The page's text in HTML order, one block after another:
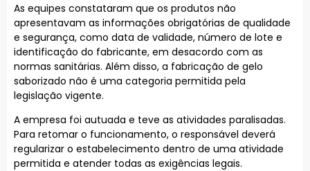
As equipes constataram que os produtos não
apresentavam as informações obrigatórias de qualidade
e segurança, como data de validade, número de lote e
identificação do fabricante, em desacordo com as
normas sanitárias. Além disso, a fabricação de gelo
saborizado não é uma categoria permitida pela
legislação vigente.
A empresa foi autuada e teve as atividades paralisadas.
Para retomar o funcionamento, o responsável deverá
regularizar o estabelecimento dentro de uma atividade
permitida e atender todas as exigências legais.